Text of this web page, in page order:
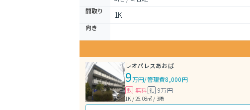
間取り 1K
向き
レオパレスあおば
9万円/管理費8,000円
敷 無料 礼 9万円
1K / 26.08㎡ / 3階